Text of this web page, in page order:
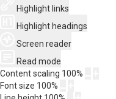
Highlight links
Highlight headings
Screen reader
Read mode
Content scaling 100%
Font size 100%